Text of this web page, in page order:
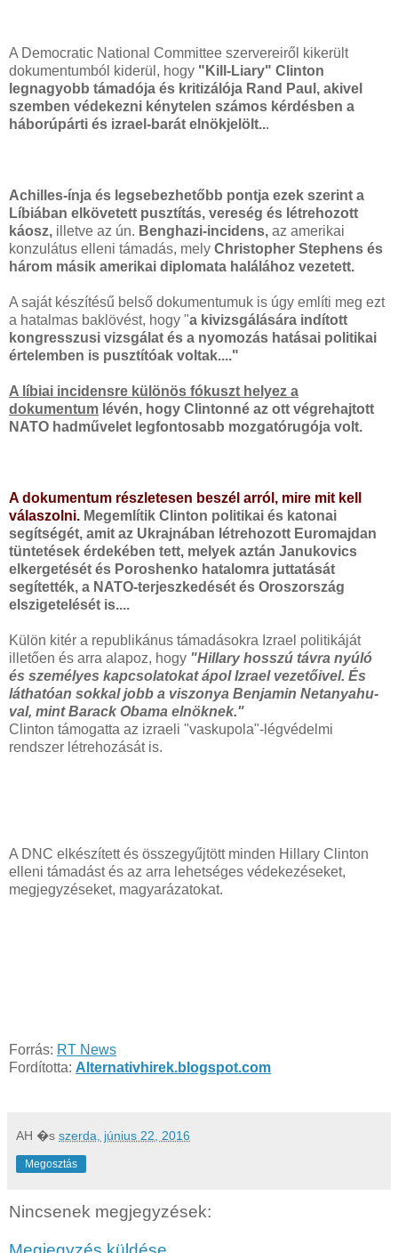
A Democratic National Committee szervereiről kikerült
dokumentumból kiderül, hogy "Kill-Liary" Clinton
legnagyobb támadója és kritizálója Rand Paul, akivel
szemben védekezni kénytelen számos kérdésben a
háborúpárti és izrael-barát elnökjelölt...
Achilles-ínja és legsebezhetőbb pontja ezek szerint a
Líbiában elkövetett pusztítás, vereség és létrehozott
káosz, illetve az ún. Benghazi-incidens, az amerikai
konzulátus elleni támadás, mely Christopher Stephens és
három másik amerikai diplomata halálához vezetett.
A saját készítésű belső dokumentumuk is úgy említi meg ezt
a hatalmas baklövést, hogy "a kivizsgálására indított
kongresszusi vizsgálat és a nyomozás hatásai politikai
értelemben is pusztítóak voltak...."
A líbiai incidensre különös fókuszt helyez a
dokumentum lévén, hogy Clintonné az ott végrehajtott
NATO hadművelet legfontosabb mozgatórugója volt.
A dokumentum részletesen beszél arról, mire mit kell
válaszolni. Megemlítik Clinton politikai és katonai
segítségét, amit az Ukrajnában létrehozott Euromajdan
tüntetések érdekében tett, melyek aztán Janukovics
elkergetését és Poroshenko hatalomra juttatását
segítették, a NATO-terjeszkedését és Oroszország
elszigetelését is....
Külön kitér a republikánus támadásokra Izrael politikáját
illetően és arra alapoz, hogy "Hillary hosszú távra nyúló
és személyes kapcsolatokat ápol Izrael vezetőivel. És
láthatóan sokkal jobb a viszonya Benjamin Netanyahu-
val, mint Barack Obama elnöknek."
Clinton támogatta az izraeli "vaskupola"-légvédelmi
rendszer létrehozását is.
A DNC elkészített és összegyűjtött minden Hillary Clinton
elleni támadást és az arra lehetséges védekezéseket,
megjegyzéseket, magyarázatokat.
Forrás: RT News
Fordította: Alternativhirek.blogspot.com
AH �s szerda, június 22, 2016
Megosztás
Nincsenek megjegyzések: